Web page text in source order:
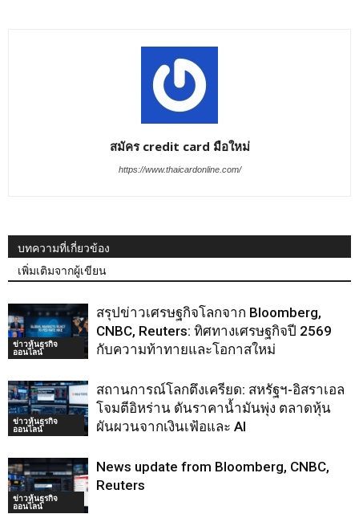
สมัคร credit card มือใหม่
https://www.thaicardonline.com/
บทความที่เกี่ยวข้อง
เพิ่มเติมจากผู้เขียน
ข่าวหุ้นธุรกิจ
ออนไลน์
สรุปข่าวเศรษฐกิจโลกจาก Bloomberg,
CNBC, Reuters: ทิศทางเศรษฐกิจปี 2569
กับความท้าทายและโอกาสใหม่
ข่าวหุ้นธุรกิจ
ออนไลน์
สถานการณ์โลกตึงเครียด: สหรัฐฯ-อิสราเอล
โจมตีอิหร่าน ดันราคาน้ำมันพุ่ง ตลาดหุ้น
ผันผวนจากเงินเฟ้อและ AI
ข่าวหุ้นธุรกิจ
ออนไลน์
News update from Bloomberg, CNBC,
Reuters